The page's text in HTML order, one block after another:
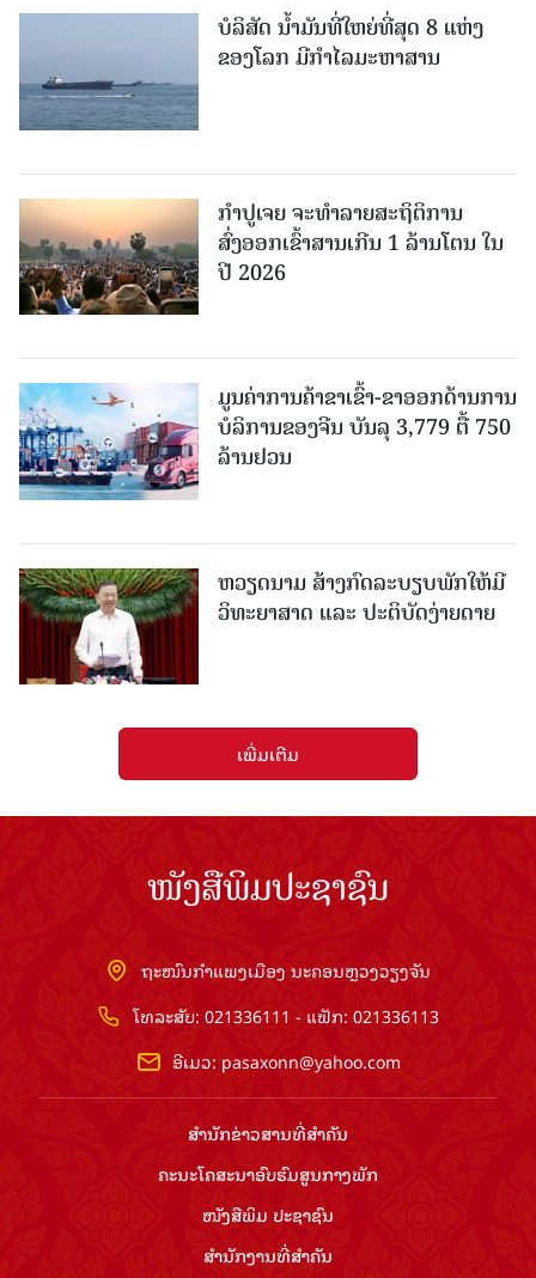
ບໍລິສັດ ນ້ຳມັນທີ່ໃຫຍ່ທີ່ສຸດ 8 ແຫ່ງ
ຂອງໂລກ ມີກຳໄລມະຫາສານ
ກຳປູເຈຍ ຈະທຳລາຍສະຖິຕິການ
ສົ່ງອອກເຂົ້າສານເກີນ 1 ລ້ານໂຕນ ໃນ
ປີ 2026
ມູນຄ່າການຄ້າຂາເຂົ້າ-ຂາອອກດ້ານການ
ບໍລິການຂອງຈີນ ບັນລຸ 3,779 ຕື້ 750
ລ້ານຢວນ
ຫວຽດນາມ ສ້າງກົດລະບຽບພັກໃຫ້ມີ
ວິທະຍາສາດ ແລະ ປະຕິບັດງ່າຍດາຍ
ເພີ່ມເຕີມ
ໜັງສືພິມປະຊາຊົນ
ຖະໜົນກຳແພງເມືອງ ນະຄອນຫຼວງວຽງຈັນ
ໂທລະສັບ: 021336111 - ແຟັກ: 021336113
ອີເມວ: pasaxonn@yahoo.com
ສຳ​ນັກ​ຂ່າວ​ສານ​ທີ່​ສຳ​ຄັນ​
ຄະນະໂຄສະນາອົບຮົມ​ສູນ​ກາງ​ພັກ
ໜັງສືພິມ ປະ​ຊາ​ຊົນ
ສຳ​ນັກ​ງານ​ທີ່​ສຳ​ຄັນ